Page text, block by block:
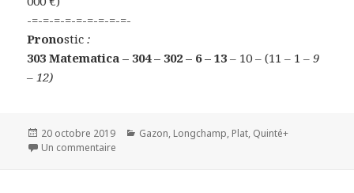
-=-=-=-=-=-=-=-=-=-
Pronostic:
303 Matematica – 304 – 302 – 6 – 13 – 10 – (11 – 1 – 9
– 12)
Publié
le
20 octobre 2019 Catégories
Gazon, Longchamp, Plat, Quinté+
Un commentaire